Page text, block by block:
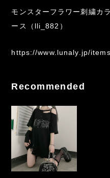
モンスターフラワー刺繍カ
ース（lli_882）
https://www.lunaly.jp/
Recommended